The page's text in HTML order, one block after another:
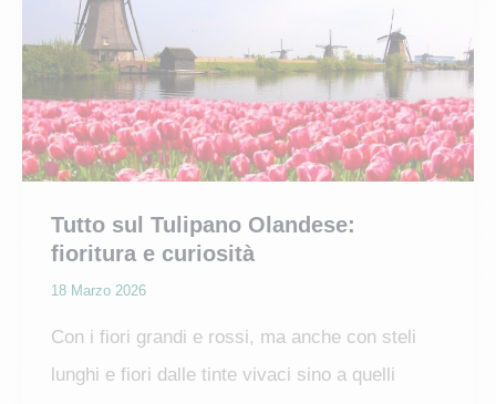
delle
rose
Tutto sul Tulipano Olandese:
fioritura e curiosità
18 Marzo 2026
Con i fiori grandi e rossi, ma anche con steli
lunghi e fiori dalle tinte vivaci sino a quelli